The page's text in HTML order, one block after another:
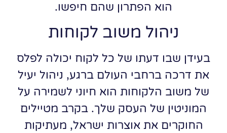
הוא הפתרון שהם חיפשו.
ניהול משוב לקוחות
בעידן שבו דעתו של כל לקוח יכולה לפלס
את דרכה ברחבי העולם ברגע, ניהול יעיל
של משוב הלקוחות הוא חיוני לשמירה על
המוניטין של העסק שלך. בקרב מטיילים
החוקרים את אוצרות ישראל, מעתיקות